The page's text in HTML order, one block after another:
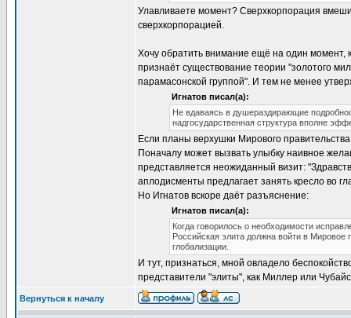
Улавливаете момент? Сверхкорпорация
сверхкорпорацией.
Хочу обратить внимание ещё на один момент,
признаёт существование теории "золотого
парамасонской группой". И тем не менее
Игнатов писал(а):
Не вдаваясь в душераздирающие
надгосударственная структура вполне
Если планы верхушки Мирового
Поначалу может вызвать улыбку наивное
представляется неожиданный визит:
аплодисменты предлагает занять кресло во
Но Игнатов вскоре даёт разъяснение:
Игнатов писал(а):
Когда говорилось о необходимости
Российская элита должна войти в Мировое
глобализации.
И тут, признаться, мной овладело
представители "элиты", как Миллер или
Вернуться к началу